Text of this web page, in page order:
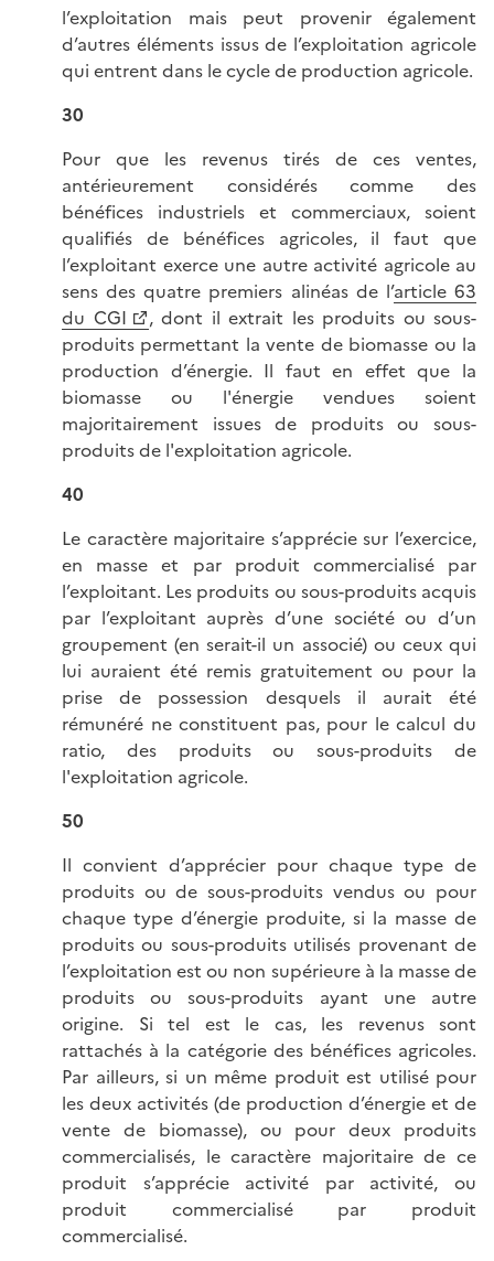
l’exploitation mais peut provenir également
d’autres éléments issus de l’exploitation agricole
qui entrent dans le cycle de production agricole.
30
Pour que les revenus tirés de ces ventes,
antérieurement considérés comme des
bénéfices industriels et commerciaux, soient
qualifiés de bénéfices agricoles, il faut que
l’exploitant exerce une autre activité agricole au
sens des quatre premiers alinéas de l’article 63
du CGI
, dont il extrait les produits ou sous-
produits permettant la vente de biomasse ou la
production d’énergie. Il faut en effet que la
biomasse ou l'énergie vendues soient
majoritairement issues de produits ou sous-
produits de l'exploitation agricole.
40
Le caractère majoritaire s’apprécie sur l’exercice,
en masse et par produit commercialisé par
l’exploitant. Les produits ou sous-produits acquis
par l’exploitant auprès d’une société ou d’un
groupement (en serait-il un associé) ou ceux qui
lui auraient été remis gratuitement ou pour la
prise de possession desquels il aurait été
rémunéré ne constituent pas, pour le calcul du
ratio, des produits ou sous-produits de
l'exploitation agricole.
50
Il convient d’apprécier pour chaque type de
produits ou de sous-produits vendus ou pour
chaque type d’énergie produite, si la masse de
produits ou sous-produits utilisés provenant de
l’exploitation est ou non supérieure à la masse de
produits ou sous-produits ayant une autre
origine. Si tel est le cas, les revenus sont
rattachés à la catégorie des bénéfices agricoles.
Par ailleurs, si un même produit est utilisé pour
les deux activités (de production d’énergie et de
vente de biomasse), ou pour deux produits
commercialisés, le caractère majoritaire de ce
produit s’apprécie activité par activité, ou
produit commercialisé par produit
commercialisé.